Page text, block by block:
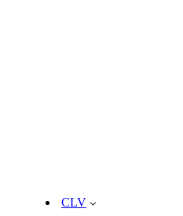
CLV